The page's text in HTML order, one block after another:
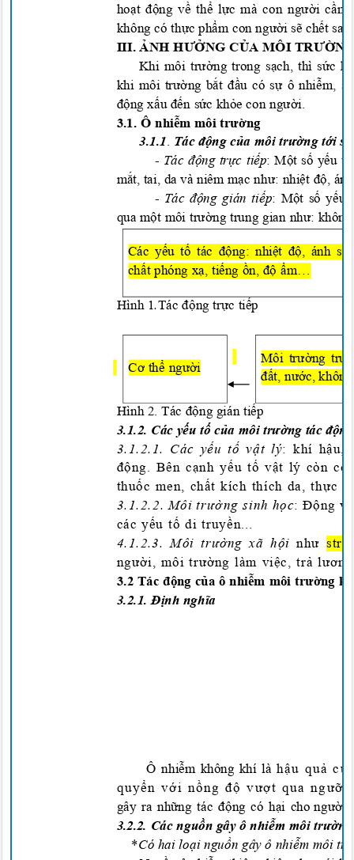
hoạt động về thể lực mà con người cần
không có thực phẩm con người sẽ chết sau
III. ẢNH HƯỞNG CỦA MÔI
Khi môi trườngtrong sạch,thìsức kh
khi môi trường bắt đầu có sự ô nhiễm,
động xấuđến sức khỏe con người.
3.1. Ô nhiễm môi trường
3.1.1. Tácđộng của môi trường tới s
- Tácđộng trực tiếp: Một số yếu
mắt, tai, da và niêmmạc như: nhiệt độ,
- Tácđộng gián tiếp: Một sốyếu
qua một môi trườngtrung gian như:
Các yếu tố tác động: nhiệt độ, ánh
chất phóng xạ, tiếng ồn, độ ẩm…
Hình 1.Tácđộng trực tiếp
Môi trường
Cơ thể người
đất, nước,
Hình 2. Tác động gián tiếp
3.1.2. Các yếu tố của môi trường tác
3.1.2.1. Các yếu tố vật lý: khí hậu,
động. Bên cạnh yếu tố vật lý còn
thuốc men, chất kích thích da, thực
3.1.2.2. Môi trường sinh học: Động
các yếu tố di truyền...
4.1.2.3. Môi trường xã hộinhư
người, môi trường làm việc, trả
3.2 Tácđộng của ônhiễm môi trường
3.2.1.Định nghĩa
Ônhiễm không khí làhậu quả
quyển với nồng độ vượt qua
gây ranhữngtácđộng có hại cho ngườ
3.2.2. Cácnguồn gây ô nhiễm môitr
*Có hai loại nguồn gây ô nhiễm môi